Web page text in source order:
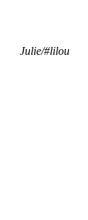
Julie/#lilou